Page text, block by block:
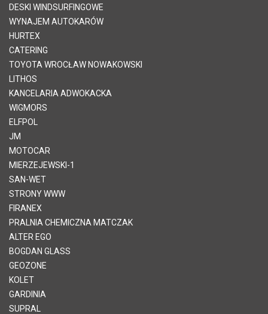
DESKI WINDSURFINGOWE
WYNAJEM AUTOKARÓW
HURTEX
CATERING
TOYOTA WROCŁAW NOWAKOWSKI
LITHOS
KANCELARIA ADWOKACKA
WIGMORS
ELFPOL
JM
MOTOCAR
MIERZEJEWSKI-1
SAN-WET
STRONY WWW
FIRANEX
PRALNIA CHEMICZNA MATCZAK
ALTER EGO
BOGDAN GLASS
GEOZONE
KOLET
GARDINIA
SUPRAL